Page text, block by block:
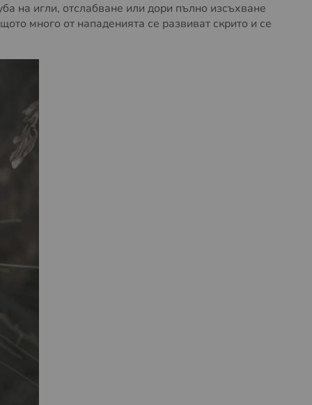
на игли, отслабване или дори пълно изсъхване
много от нападенията се развиват скрито и се